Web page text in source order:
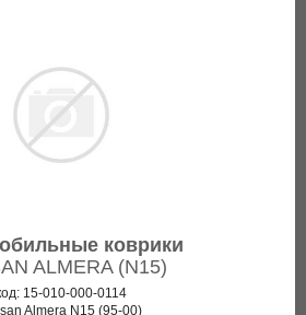
коврики
ALMERA (N15)
15-010-000-0114
Almera N15 (95-00)